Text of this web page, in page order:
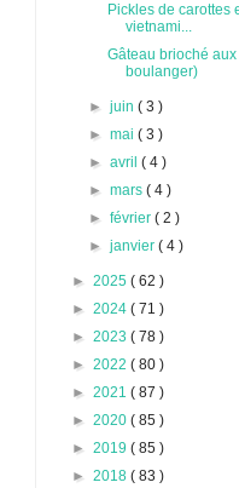
Pickles de carottes
vietnami...
Gâteau brioché
boulanger)
►juin( 3 )
►mai( 3 )
►avril( 4 )
►mars( 4 )
►février( 2 )
►janvier( 4 )
► 2025 ( 62 )
► 2024 ( 71 )
► 2023 ( 78 )
► 2022 ( 80 )
► 2021 ( 87 )
► 2020 ( 85 )
► 2019 ( 85 )
► 2018 ( 83 )